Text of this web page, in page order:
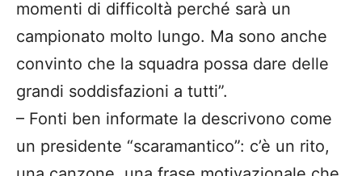
momenti di difficoltà perché sarà un
campionato molto lungo. Ma sono anche
convinto che la squadra possa dare delle
grandi soddisfazioni a tutti”.
– Fonti ben informate la descrivono come
un presidente “scaramantico”: c’è un rito,